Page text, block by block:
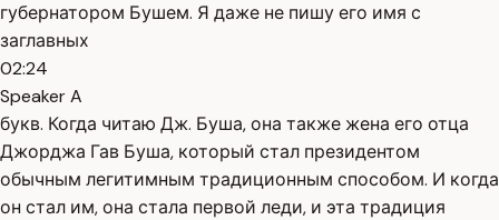
губернатором Бушем. Я даже не пишу его имя с
заглавных
02:24
Speaker A
букв. Когда читаю Дж. Буша, она также жена его отца
Джорджа Гав Буша, который стал президентом
обычным легитимным традиционным способом. И когда
он стал им, она стала первой леди, и эта традиция